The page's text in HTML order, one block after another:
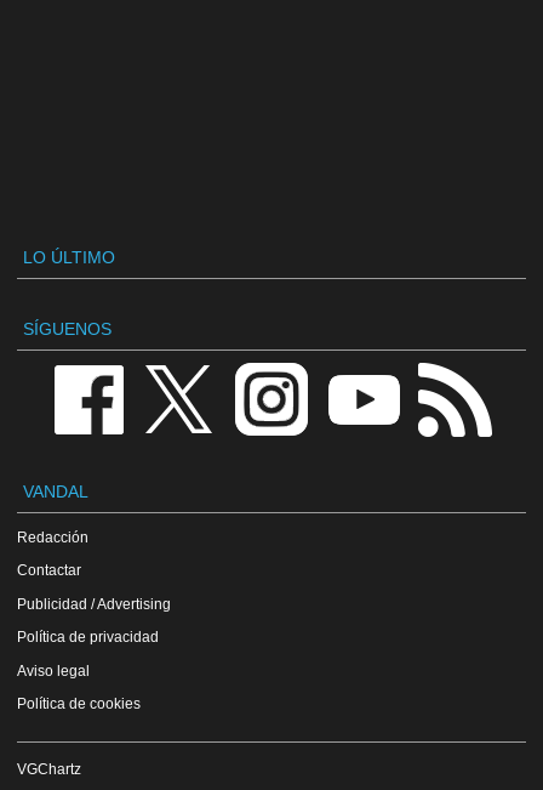
LO ÚLTIMO
SÍGUENOS
VANDAL
Redacción
Contactar
Publicidad / Advertising
Política de privacidad
Aviso legal
Política de cookies
VGChartz